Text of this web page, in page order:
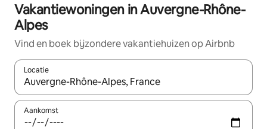
Vakantiewoningen in Auvergne-Rhône-
Alpes
Vind en boek bijzondere vakantiehuizen op Airbnb
Locatie
Wanneer er resultaten beschikbaar zijn, maak je een keuze
Aankomst